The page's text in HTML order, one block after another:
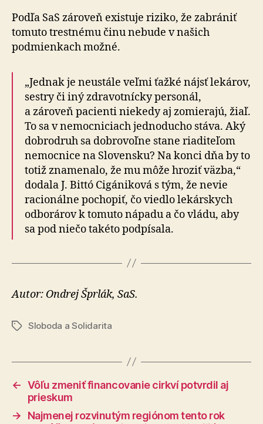
Podľa SaS zároveň existuje riziko, že zabrániť
tomuto trestnému činu nebude v našich
podmienkach možné.
„Jednak je neustále veľmi ťažké nájsť lekárov,
sestry či iný zdravotnícky personál,
a zároveň pacienti niekedy aj zomierajú, žiaľ.
To sa v nemocniciach jednoducho stáva. Aký
dobrodruh sa dobrovoľne stane riaditeľom
nemocnice na Slovensku? Na konci dňa by to
totiž znamenalo, že mu môže hroziť väzba,“
dodala J. Bittó Cigániková s tým, že nevie
racionálne pochopiť, čo viedlo lekárskych
odborárov k tomuto nápadu a čo vládu, aby
sa pod niečo takéto podpísala.
Autor: Ondrej Šprlák, SaS.
ZnačkySloboda a Solidarita
← Vôľu zmeniť financovanie cirkví potvrdil aj
prieskum
→
Najmenej rozvinutým regiónom tento rok